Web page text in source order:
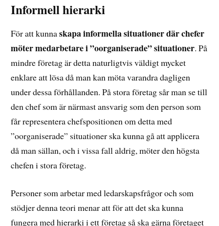
Informell hierarki
För att kunnaskapa informella situationer där chefer
möter medarbetare i ”oorganiserade” situationer. På
mindre företag är detta naturligtvis väldigt mycket
enklare att lösa då man kan möta varandra dagligen
under dessa förhållanden. På stora företag sår man se till
den chef som är närmast ansvarig som den person som
får representera chefspositionen om detta med
”oorganiserade” situationer ska kunna gå att applicera
då man sällan, och i vissa fall aldrig, möter den högsta
chefen i stora företag.
Personer som arbetar med ledarskapsfrågor och som
stödjer denna teori menar att för att det ska kunna
fungera med hierarki i ett företag så ska gärna företaget